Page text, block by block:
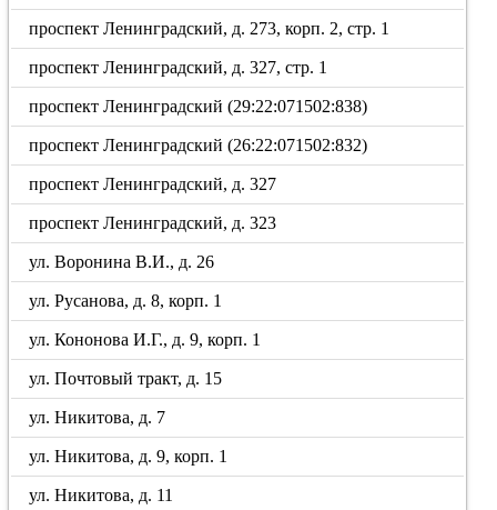
проспект Ленинградский, д. 273, корп. 2, стр. 1
проспект Ленинградский, д. 327, стр. 1
проспект Ленинградский (29:22:071502:838)
проспект Ленинградский (26:22:071502:832)
проспект Ленинградский, д. 327
проспект Ленинградский, д. 323
ул. Воронина В.И., д. 26
ул. Русанова, д. 8, корп. 1
ул. Кононова И.Г., д. 9, корп. 1
ул. Почтовый тракт, д. 15
ул. Никитова, д. 7
ул. Никитова, д. 9, корп. 1
ул. Никитова, д. 11